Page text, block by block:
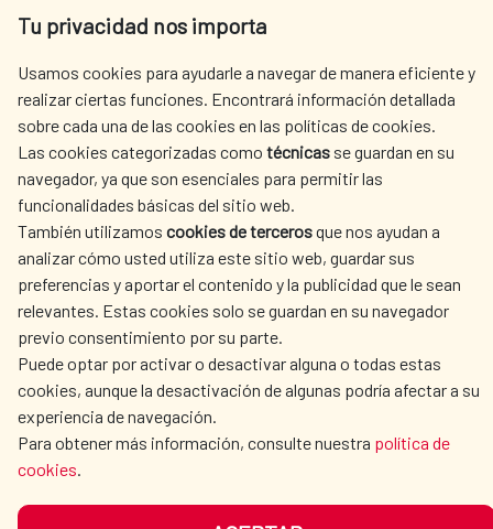
Tu privacidad nos importa
Usamos cookies para ayudarle a navegar de manera eficiente y
realizar ciertas funciones. Encontrará información detallada
sobre cada una de las cookies en las políticas de cookies.
Las cookies categorizadas como técnicas se guardan en su
navegador, ya que son esenciales para permitir las
funcionalidades básicas del sitio web.
También utilizamos cookies de tercerosque nos ayudan a
analizar cómo usted utiliza este sitio web, guardar sus
preferencias y aportar el contenido y la publicidad que le sean
relevantes. Estas cookies solo se guardan en su navegador
previo consentimiento por su parte.
Puede optar por activar o desactivar alguna o todas estas
cookies, aunque la desactivación de algunas podría afectar a su
experiencia de navegación.
Para obtener más información, consulte nuestra política de
cookies.
AECID
L'ACTION HUMANITAIRE
ESPAGNOLE
SALLE DE PRESSE
CULTURE ET SCIENCE BIBLIOTHÈQUE
NOS RÉSEAUX SOCIAUX
MENTIONS LÉGALES
PROTECTION DES DONNÉES
COOKIES
ACCESSIBILITÉ